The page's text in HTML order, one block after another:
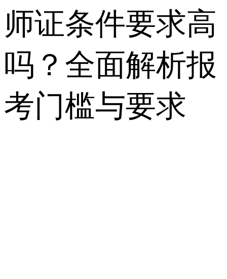
师证条件要求高
吗？全面解析报
考门槛与要求